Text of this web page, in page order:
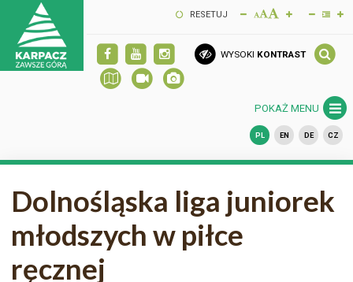
RESETUJ
WYSOKI KONTRAST
POKAŻ MENU
PL EN DE CZ
Dolnośląska liga juniorek
młodszych w piłce
ręcznej